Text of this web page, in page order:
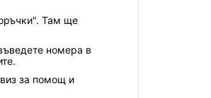
Там ще
номера в
за помощ и